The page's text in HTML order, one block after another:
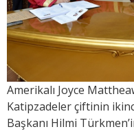
Amerikalı Joyce
Katipzadeler çiftinin
Başkanı Hilmi